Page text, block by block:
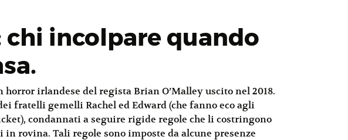
chi incolpare quando
horror irlandese del regista Brian O’Malley uscito nel 2018.
fratelli gemelli Rachel ed Edward (che fanno eco agli
condannati a seguire rigide regole che li costringono
rovina. Tali regole sono imposte da alcune presenze